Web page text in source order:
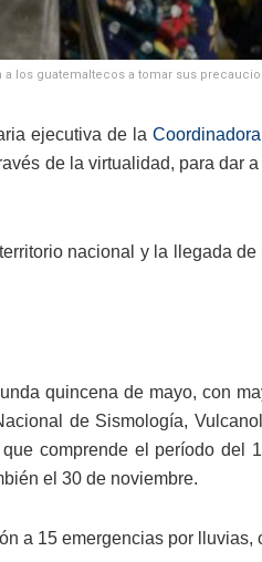
a los guatemaltecos a tomar sus
ejecutiva de la
de la virtualidad, para dar
nacional y la llegada de
quincena de mayo, con
de Sismología,
comprende el período del
el 30 de noviembre.
a 15 emergencias por lluvias,